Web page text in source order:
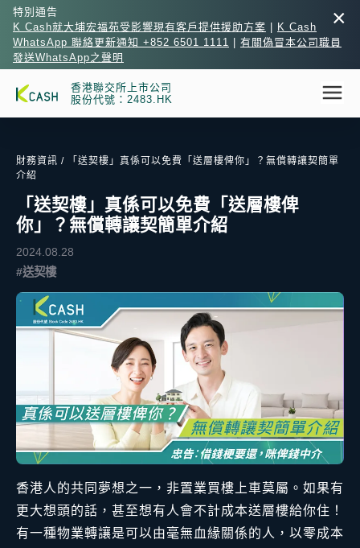
×
特別通告
K Cash就大埔宏福苑受影響現有客戶提供援助方案
K Cash
WhatsApp 聯絡更新通知 +852 6501 1111
有關偽冒本公司職員
發送WhatsApp之聲明
香港聯交所上市公司
股份代號：2483.HK
財務資訊 / 「送契樓」真係可以免費「送層樓俾你」？無償轉讓契簡單
介紹
「送契樓」真係可以免費「送層樓俾
你」？無償轉讓契簡單介紹
2024.08.28
#送契樓
香港人的共同夢想之一，非置業買樓上車莫屬。如果有
更大想頭的話，甚至想有人會不計成本送層樓給你住！
有一種物業轉讓是可以由毫無血緣關係的人，以零成本